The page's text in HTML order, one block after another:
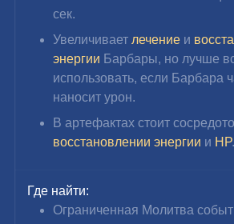
сек.
Увеличивает лечение и
энергии Барбары, но лучше
использовать, если Барбара
наносит урон.
В артефактах стоит
восстановлении энергии и HP.
Где найти:
Ограниченная Молитва